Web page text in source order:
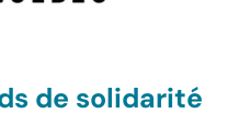
de solidarité